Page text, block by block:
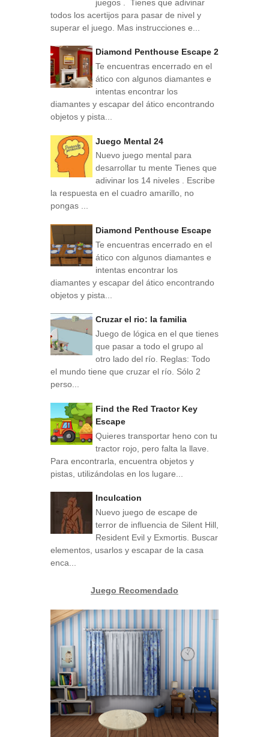
juegos . Tienes que adivinar
todos los acertijos para pasar de nivel y
superar el juego. Mas instrucciones e...
Diamond Penthouse Escape 2
Te encuentras encerrado en el
ático con algunos diamantes e
intentas encontrar los
diamantes y escapar del ático encontrando
objetos y pista...
Juego Mental 24
Nuevo juego mental para
desarrollar tu mente Tienes que
adivinar los 14 niveles . Escribe
la respuesta en el cuadro amarillo, no
pongas ...
Diamond Penthouse Escape
Te encuentras encerrado en el
ático con algunos diamantes e
intentas encontrar los
diamantes y escapar del ático encontrando
objetos y pista...
Cruzar el rio: la familia
Juego de lógica en el que tienes
que pasar a todo el grupo al
otro lado del río. Reglas: Todo
el mundo tiene que cruzar el río. Sólo 2
perso...
Find the Red Tractor Key
Escape
Quieres transportar heno con tu
tractor rojo, pero falta la llave.
Para encontrarla, encuentra objetos y
pistas, utilizándolas en los lugare...
Inculcation
Nuevo juego de escape de
terror de influencia de Silent Hill,
Resident Evil y Exmortis. Buscar
elementos, usarlos y escapar de la casa
enca...
Juego Recomendado